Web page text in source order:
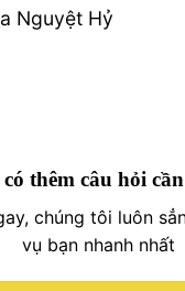
Nguyệt Hỷ
thêm câu hỏi
chúng tôi luôn
vụ bạn nhanh nhất